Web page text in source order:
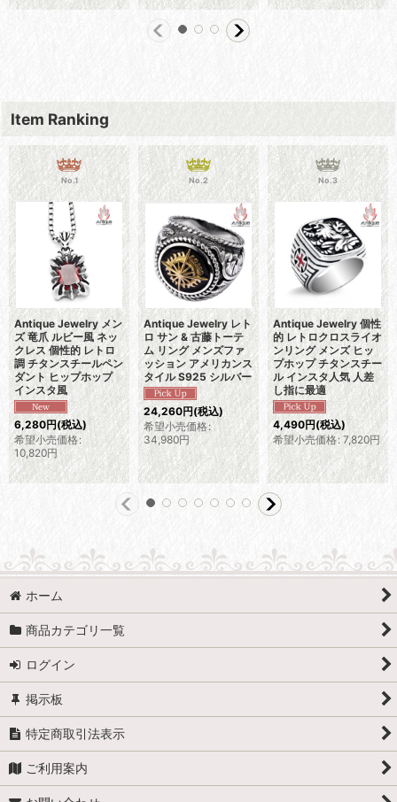
Item Ranking
No.1
Antique Jewelry メン
ズ 竜爪 ルビー風 ネッ
クレス 個性的 レトロ
調 チタンスチールペン
ダント ヒップホップ
インスタ風
6,280円(税込)
希望小売価格:
10,820円
No.2
Antique Jewelry レト
ロ サン & 古藤トーテ
ム リング メンズファ
ッション アメリカンス
タイル S925 シルバー
24,260円(税込)
希望小売価格:
34,980円
No.3
Antique Jewelry 個性
的 レトロクロスライオ
ンリング メンズ ヒッ
プホップ チタンスチー
ル インスタ人気 人差
し指に最適
4,490円(税込)
希望小売価格: 7,820円
ホーム
商品カテゴリ一覧
ログイン
掲示板
特定商取引法表示
ご利用案内